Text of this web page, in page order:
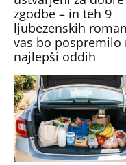
zgodbe – in teh 9
ljubezenskih
vas bo pospremilo
najlepši oddih